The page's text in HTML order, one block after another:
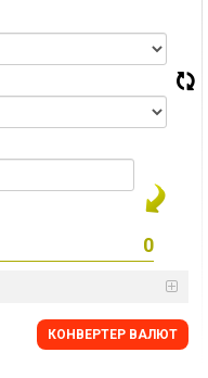
КОНВЕРТЕР ВАЛЮТ